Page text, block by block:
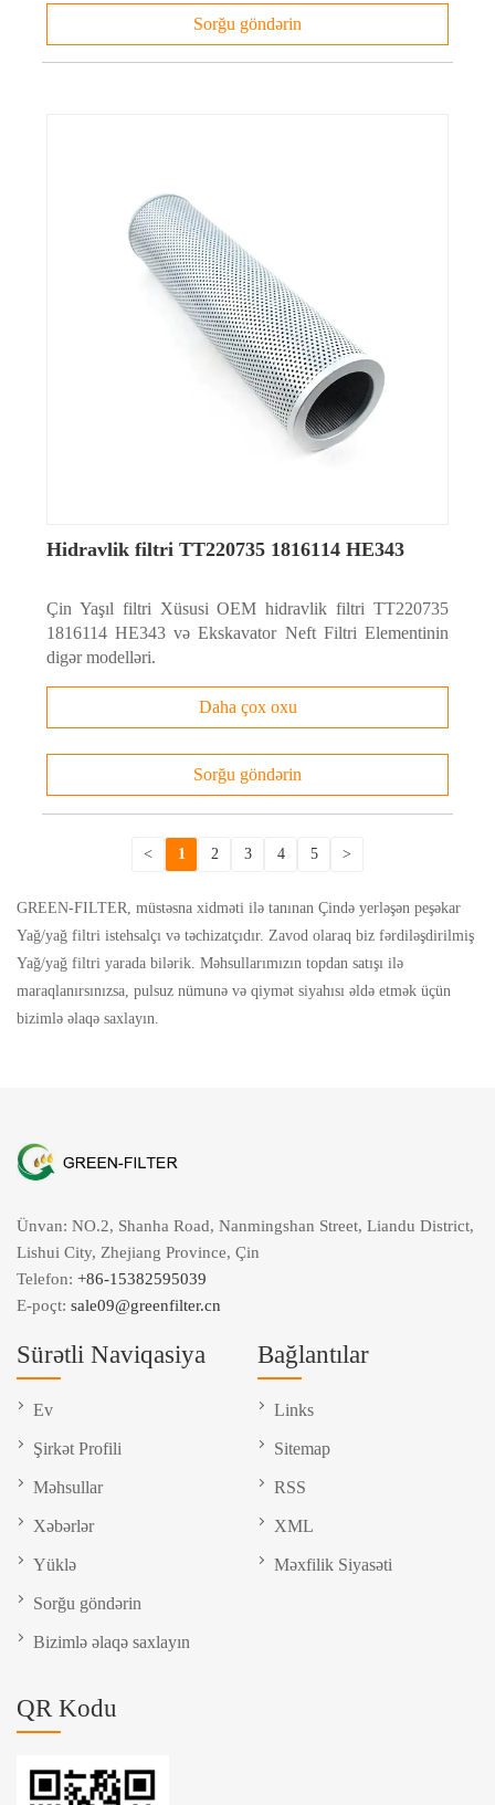
Sorğu göndərin
Hidravlik filtri TT220735 1816114 HE343
Çin Yaşıl filtri Xüsusi OEM hidravlik filtri TT220735
1816114 HE343 və Ekskavator Neft Filtri Elementinin
digər modelləri.
Daha çox oxu
Sorğu göndərin
< 1 2 3 4 5 >
GREEN-FILTER, müstəsna xidməti ilə tanınan Çində yerləşən peşəkar
Yağ/yağ filtri istehsalçı və təchizatçıdır. Zavod olaraq biz fərdiləşdirilmiş
Yağ/yağ filtri yarada bilərik. Məhsullarımızın topdan satışı ilə
maraqlanırsınızsa, pulsuz nümunə və qiymət siyahısı əldə etmək üçün
bizimlə əlaqə saxlayın.
Ünvan: NO.2, Shanha Road, Nanmingshan Street, Liandu District,
Lishui City, Zhejiang Province, Çin
Telefon: +86-15382595039
E-poçt: sale09@greenfilter.cn
Sürətli Naviqasiya
Ev
Şirkət Profili
Məhsullar
Xəbərlər
Yüklə
Sorğu göndərin
Bizimlə əlaqə saxlayın
Bağlantılar
Links
Sitemap
RSS
XML
Məxfilik Siyasəti
QR Kodu